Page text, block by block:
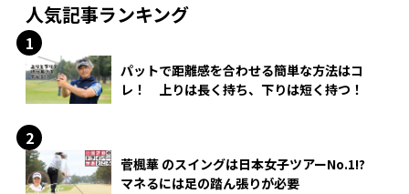
人気記事ランキング
パットで距離感を合わせる簡単な方法はコ
レ！ 上りは長く持ち、下りは短く持つ！
菅楓華 のスイングは日本女子ツアーNo.1!?
マネるには足の踏ん張りが必要